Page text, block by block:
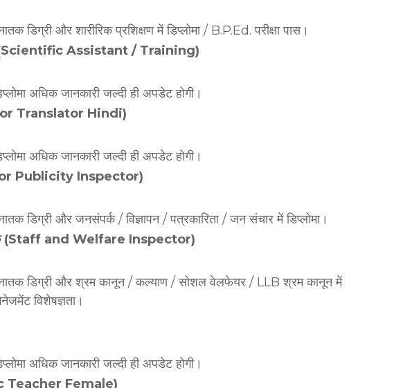
डिग्री और शारीरिक प्रशिक्षण में डिप्लोमा / B.P.Ed. परीक्षा पास।
(Scientific Assistant / Training)
अधिक जानकारी जल्दी ही अपडेट होगी।
Translator Hindi)
अधिक जानकारी जल्दी ही अपडेट होगी।
Publicity Inspector)
डिग्री और जनसंपर्क / विज्ञापन / पत्रकारिता / जन संचार में डिप्लोमा।
(Staff and Welfare Inspector)
स्नातक डिग्री और श्रम कानून / कल्याण / सोशल वेलफेयर / LLB श्रम कानून में
विशेषज्ञता।
अधिक जानकारी जल्दी ही अपडेट होगी।
Teacher Female)